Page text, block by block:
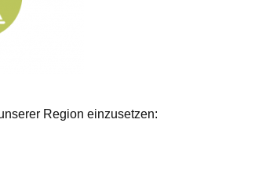
Region einzusetzen: